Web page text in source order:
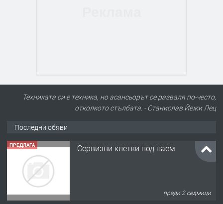
Техниката си е техника, но асансьорът се разваля по-често,
отколкото стълбата. - Станислав Йежи Лец
Последни обяви
ПРЕДЛАГА Сервизни клетки под наем
преди 2 седмици